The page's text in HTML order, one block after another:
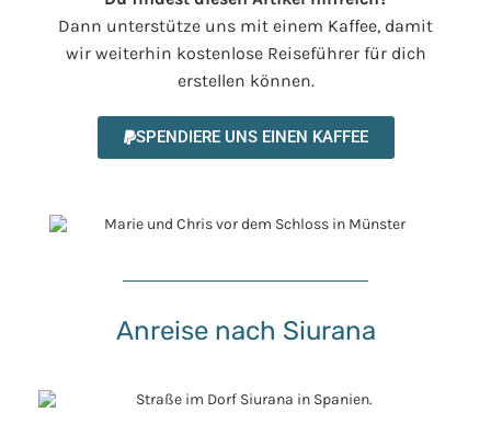
Dann unterstütze uns mit einem Kaffee, damit
wir weiterhin kostenlose Reiseführer für dich
erstellen können.
SPENDIERE UNS EINEN KAFFEE
Anreise nach Siurana